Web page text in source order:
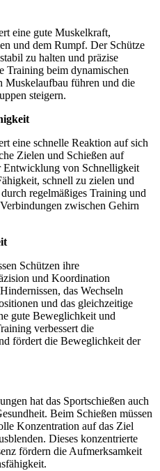
eine gute Muskelkraft,
und dem Rumpf. Der Schütze
zu halten und präzise
Training beim dynamischen
Muskelaufbau führen und die
steigern.
eine schnelle Reaktion auf sich
Zielen und Schießen auf
Entwicklung von Schnelligkeit
schnell zu zielen und
regelmäßiges Training und
zwischen Gehirn
Schützen ihre
und Koordination
das Wechseln
und das gleichzeitige
gute Beweglichkeit und
verbessert die
fördert die Beweglichkeit der
hat das Sportschießen auch
Beim Schießen müssen
Konzentration auf das Ziel
Dieses konzentrierte
fördern die Aufmerksamkeit